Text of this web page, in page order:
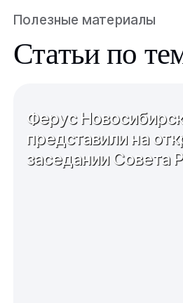
Полезные материалы
Статьи по
Ферус
представили на
заседании Совета